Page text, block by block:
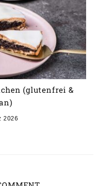
(glutenfrei &
2026